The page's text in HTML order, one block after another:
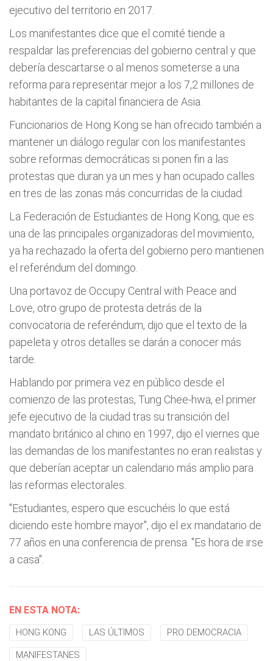
ejecutivo del territorio en 2017.
Los manifestantes dice que el comité tiende a
respaldar las preferencias del gobierno central y que
debería descartarse o al menos someterse a una
reforma para representar mejor a los 7,2 millones de
habitantes de la capital financiera de Asia.
Funcionarios de Hong Kong se han ofrecido también a
mantener un diálogo regular con los manifestantes
sobre reformas democráticas si ponen fin a las
protestas que duran ya un mes y han ocupado calles
en tres de las zonas más concurridas de la ciudad.
La Federación de Estudiantes de Hong Kong, que es
una de las principales organizadoras del movimiento,
ya ha rechazado la oferta del gobierno pero mantienen
el referéndum del domingo.
Una portavoz de Occupy Central with Peace and
Love, otro grupo de protesta detrás de la
convocatoria de referéndum, dijo que el texto de la
papeleta y otros detalles se darán a conocer más
tarde.
Hablando por primera vez en público desde el
comienzo de las protestas, Tung Chee-hwa, el primer
jefe ejecutivo de la ciudad tras su transición del
mandato británico al chino en 1997, dijo el viernes que
las demandas de los manifestantes no eran realistas y
que deberían aceptar un calendario más amplio para
las reformas electorales.
"Estudiantes, espero que escuchéis lo que está
diciendo este hombre mayor", dijo el ex mandatario de
77 años en una conferencia de prensa. "Es hora de irse
a casa".
EN ESTA NOTA:
HONG KONG LAS ÚLTIMOS PRO DEMOCRACIA
MANIFESTANES